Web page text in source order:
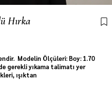
Hırka
Modelin Ölçüleri: Boy: 1.70
gerekli yıkama talimatı yer
ışıktan